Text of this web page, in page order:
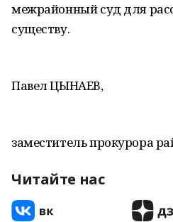
межрайонный суд для
существу.
Павел ЦЫНАЕВ,
заместитель прокурора
Читайте нас